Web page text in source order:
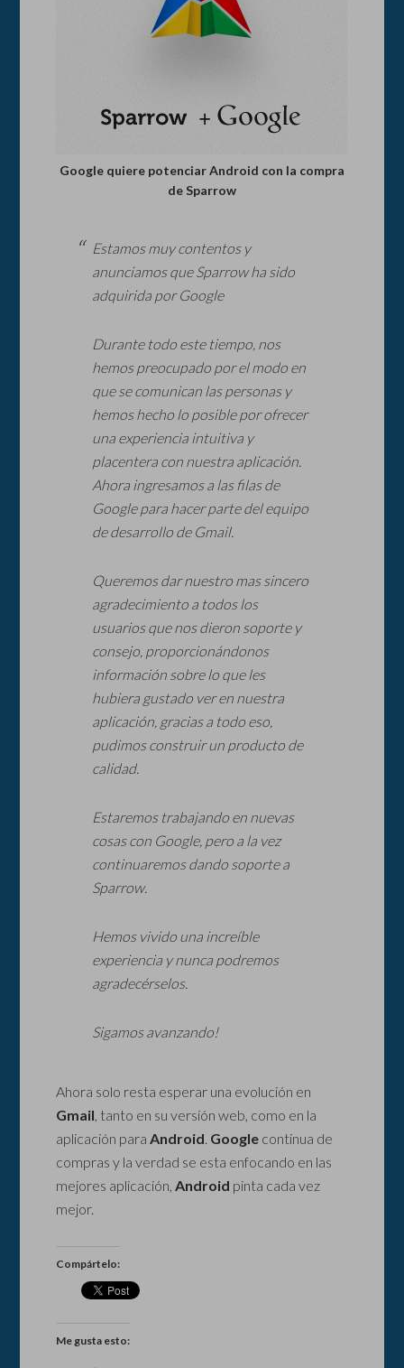
Google quiere potenciar Android con la compra
de Sparrow
Estamos muy contentos y
anunciamos que Sparrow ha sido
adquirida por Google
Durante todo este tiempo, nos
hemos preocupado por el modo en
que se comunican las personas y
hemos hecho lo posible por ofrecer
una experiencia intuitiva y
placentera con nuestra aplicación.
Ahora ingresamos a las filas de
Google para hacer parte del equipo
de desarrollo de Gmail.
Queremos dar nuestro mas sincero
agradecimiento a todos los
usuarios que nos dieron soporte y
consejo, proporcionándonos
información sobre lo que les
hubiera gustado ver en nuestra
aplicación, gracias a todo eso,
pudimos construir un producto de
calidad.
Estaremos trabajando en nuevas
cosas con Google, pero a la vez
continuaremos dando soporte a
Sparrow.
Hemos vivido una increíble
experiencia y nunca podremos
agradecérselos.
Sigamos avanzando!
Ahora solo resta esperar una evolución en
Gmail, tanto en su versión web, como en la
aplicación paraAndroid. Google continua de
compras y la verdad se esta enfocando en las
mejores aplicación,Android pinta cada vez
mejor.
Compártelo:
Me gusta esto: